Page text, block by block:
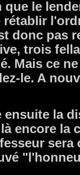
que le
rétablir
donc pas
trois
Mais ce
le. A
la
encore la